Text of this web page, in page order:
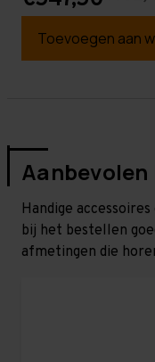
Toevoegen aan
Handige
bij het bestellen
afmetingen die